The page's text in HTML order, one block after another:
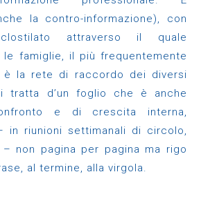
la contro-informazione), con
attraverso il quale
famiglie, il più frequentemente
è la rete di raccordo dei diversi
tratta d’un foglio che è anche
e di crescita interna,
in riunioni settimanali di circolo,
non pagina per pagina ma rigo
al termine, alla virgola.